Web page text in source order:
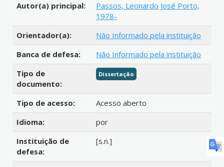
Autor(a) principal:
Passos, Leonardo José Porto,
1978-
Orientador(a):
Não Informado pela instituição
Banca de defesa:
Não Informado pela instituição
Tipo de
documento:
Dissertação
Tipo de acesso:
Acesso aberto
Idioma:
por
Instituição de
defesa:
[s.n.]